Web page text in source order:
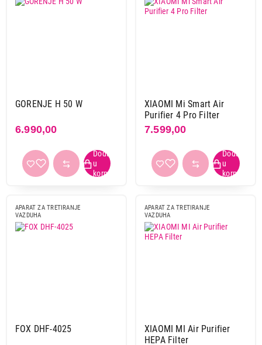
GORENJE H 50 W
6.990,00
XIAOMI Mi Smart Air
Purifier 4 Pro Filter
7.599,00
APARAT ZA TRETIRANJE
VAZDUHA
FOX DHF-4025
APARAT ZA TRETIRANJE
VAZDUHA
XIAOMI MI Air Purifier
HEPA Filter